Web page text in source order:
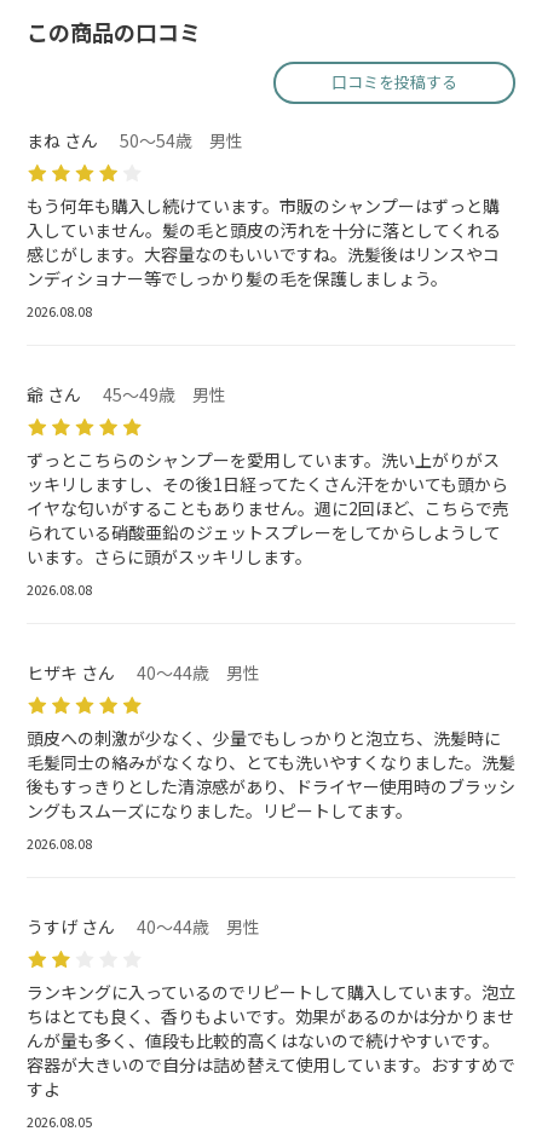
この商品の口コミ
口コミを投稿する
まね さん 50～54歳 男性
もう何年も購入し続けています。市販のシャンプーはずっと購
入していません。髪の毛と頭皮の汚れを十分に落としてくれる
感じがします。大容量なのもいいですね。洗髪後はリンスやコ
ンディショナー等でしっかり髪の毛を保護しましょう。
2026.08.08
爺 さん 45～49歳 男性
ずっとこちらのシャンプーを愛用しています。洗い上がりがス
ッキリしますし、その後1日経ってたくさん汗をかいても頭から
イヤな匂いがすることもありません。週に2回ほど、こちらで売
られている硝酸亜鉛のジェットスプレーをしてからしようして
います。さらに頭がスッキリします。
2026.08.08
ヒザキ さん 40～44歳 男性
頭皮への刺激が少なく、少量でもしっかりと泡立ち、洗髪時に
毛髪同士の絡みがなくなり、とても洗いやすくなりました。洗髪
後もすっきりとした清涼感があり、ドライヤー使用時のブラッシ
ングもスムーズになりました。リピートしてます。
2026.08.08
うすげ さん 40～44歳 男性
ランキングに入っているのでリピートして購入しています。泡立
ちはとても良く、香りもよいです。効果があるのかは分かりませ
んが量も多く、値段も比較的高くはないので続けやすいです。
容器が大きいので自分は詰め替えて使用しています。おすすめで
すよ
2026.08.05